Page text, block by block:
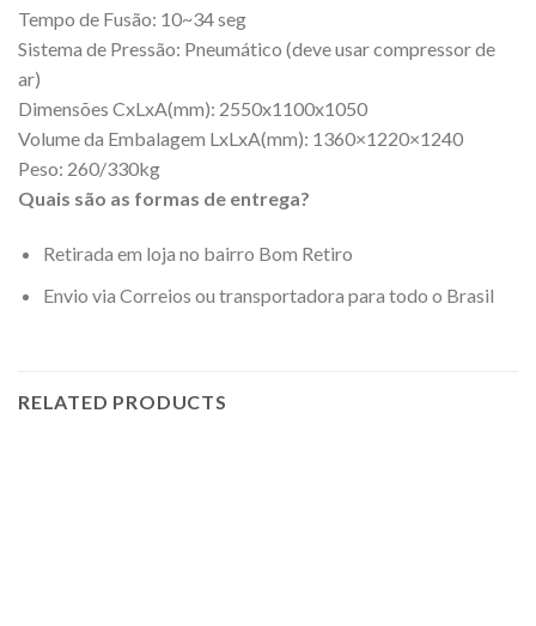
Tempo de Fusão: 10~34 seg
Sistema de Pressão: Pneumático (deve usar compressor de
ar)
Dimensões CxLxA(mm): 2550x1100x1050
Volume da Embalagem LxLxA(mm): 1360×1220×1240
Peso: 260/330kg
Quais são as formas de entrega?
Retirada em loja no bairro Bom Retiro
Envio via Correios ou transportadora para todo o Brasil
RELATED PRODUCTS